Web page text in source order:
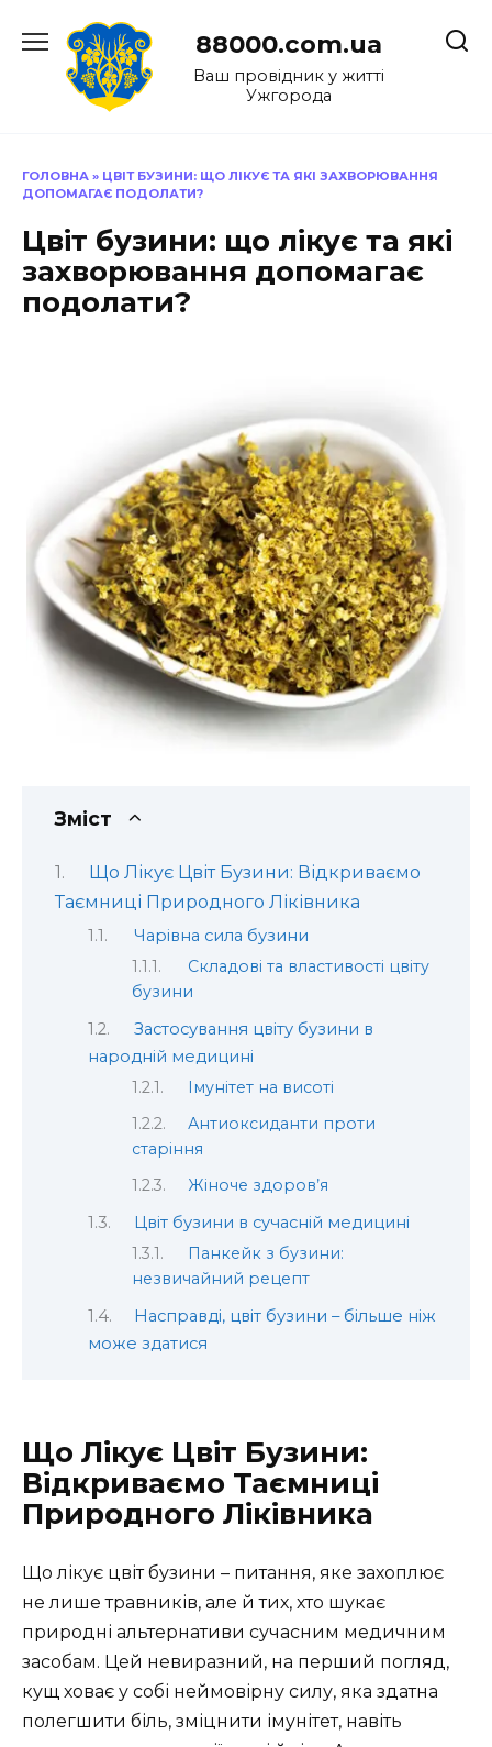
до
88000.com.ua
Ваш провідник у житті
Ужгорода
ГОЛОВНА » ЦВІТ БУЗИНИ: ЩО ЛІКУЄ ТА ЯКІ ЗАХВОРЮВАННЯ
ДОПОМАГАЄ ПОДОЛАТИ?
Цвіт бузини: що лікує та які
захворювання допомагає
подолати?
Зміст
Що Лікує Цвіт Бузини: Відкриваємо
Таємниці Природного Ліківника
Чарівна сила бузини
Складові та властивості цвіту
бузини
Застосування цвіту бузини в
народній медицині
Імунітет на висоті
Антиоксиданти проти
старіння
Жіноче здоров’я
Цвіт бузини в сучасній медицині
Панкейк з бузини:
незвичайний рецепт
Насправді, цвіт бузини – більше ніж
може здатися
Що Лікує Цвіт Бузини:
Відкриваємо Таємниці
Природного Ліківника
Що лікує цвіт бузини – питання, яке захоплює
не лише травників, але й тих, хто шукає
природні альтернативи сучасним медичним
засобам. Цей невиразний, на перший погляд,
кущ ховає у собі неймовірну силу, яка здатна
полегшити біль, зміцнити імунітет, навіть